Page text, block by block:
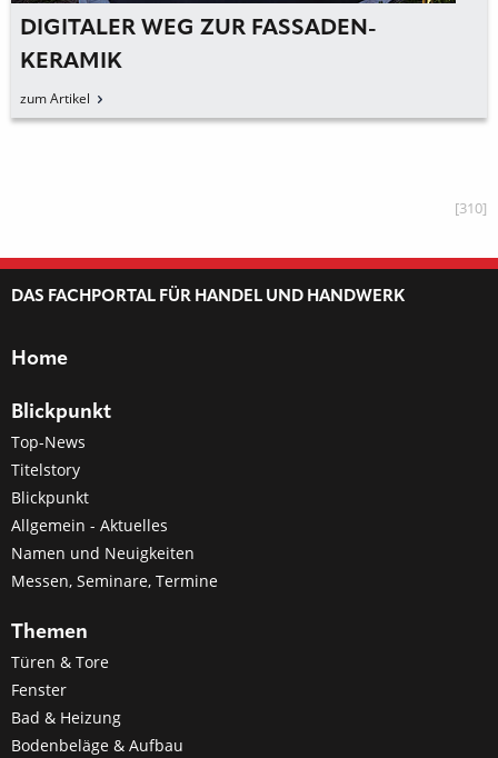
DIGITALER WEG ZUR FASSADEN-
KERAMIK
zum Artikel
[310]
DAS FACHPORTAL FÜR HANDEL UND HANDWERK
Home
Blickpunkt
Top-News
Titelstory
Blickpunkt
Allgemein - Aktuelles
Namen und Neuigkeiten
Messen, Seminare, Termine
Themen
Türen & Tore
Fenster
Bad & Heizung
Bodenbeläge & Aufbau